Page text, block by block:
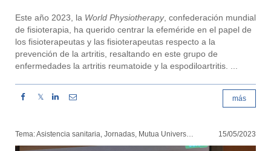
Este año 2023, la World Physiotherapy, confederación mundial
de fisioterapia, ha querido centrar la efeméride en el papel de
los fisioterapeutas y las fisioterapeutas respecto a la
prevención de la artritis, resaltando en este grupo de
enfermedades la artritis reumatoide y la espodiloartritis. ...
𝕏 más
15/05/2023